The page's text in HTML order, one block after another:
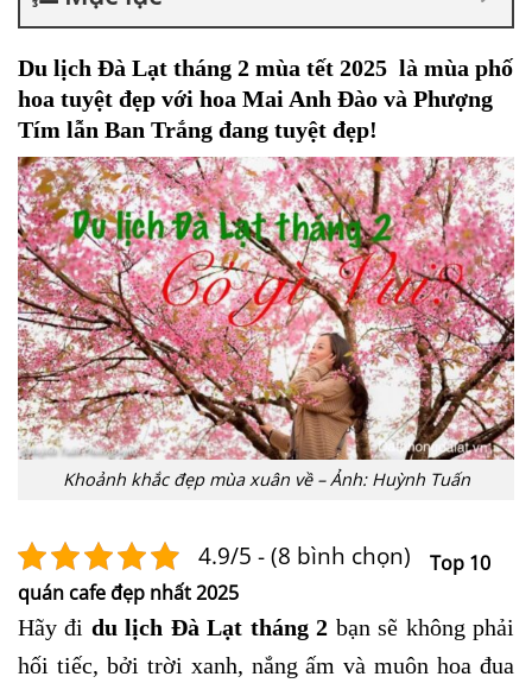
Du lịch Đà Lạt tháng 2 mùa tết 2025 là mùa phố
hoa tuyệt đẹp với hoa Mai Anh Đào và Phượng
Tím lẫn Ban Trắng đang tuyệt đẹp!
Khoảnh khắc đẹp mùa xuân về – Ảnh: Huỳnh Tuấn
4.9/5 - (8 bình chọn)
Top 10
quán cafe đẹp nhất 2025
Hãy đi du lịch Đà Lạt tháng 2 bạn sẽ không phải
hối tiếc, bởi trời xanh, nắng ấm và muôn hoa đua